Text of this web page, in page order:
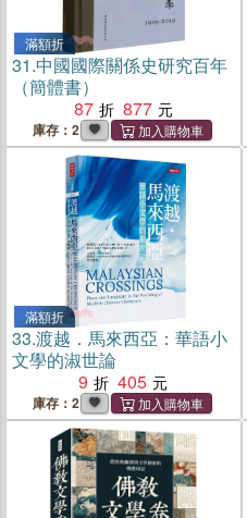
滿額折
31.中國國際關係史研究百年
（簡體書）
87
877
庫存：2
滿額折
33.渡越．馬來西亞：華語小
文學的淑世論
9
405
庫存：2